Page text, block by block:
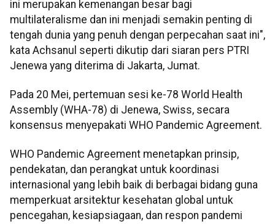
ini merupakan kemenangan besar bagi
multilateralisme dan ini menjadi semakin penting di
tengah dunia yang penuh dengan perpecahan saat ini",
kata Achsanul seperti dikutip dari siaran pers PTRI
Jenewa yang diterima di Jakarta, Jumat.
Pada 20 Mei, pertemuan sesi ke-78 World Health
Assembly (WHA-78) di Jenewa, Swiss, secara
konsensus menyepakati WHO Pandemic Agreement.
WHO Pandemic Agreement menetapkan prinsip,
pendekatan, dan perangkat untuk koordinasi
internasional yang lebih baik di berbagai bidang guna
memperkuat arsitektur kesehatan global untuk
pencegahan, kesiapsiagaan, dan respon pandemi